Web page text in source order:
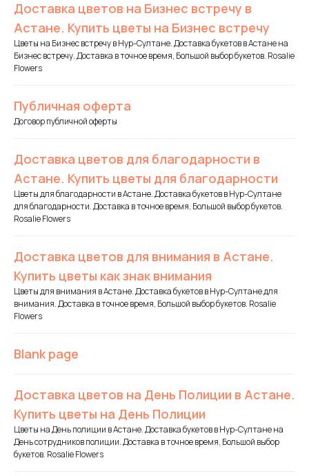
Доставка цветов на Бизнес встречу в
Астане. Купить цветы на Бизнес встречу
Цветы на Бизнес встречу в Нур-Султане. Доставка букетов в Астане на
Бизнес встречу. Доставка в точное время, Большой выбор букетов. Rosalie
Flowers
Публичная оферта
Договор публичной оферты
Доставка цветов для благодарности в
Астане. Купить цветы для благодарности
Цветы для благодарности в Астане. Доставка букетов в Нур-Султане
для благодарности. Доставка в точное время, Большой выбор букетов.
Rosalie Flowers
Доставка цветов для внимания в Астане.
Купить цветы как знак внимания
Цветы для внимания в Астане. Доставка букетов в Нур-Султане для
внимания. Доставка в точное время, Большой выбор букетов. Rosalie
Flowers
Blank page
Доставка цветов на День Полиции в Астане.
Купить цветы на День Полиции
Цветы на День полиции в Астане. Доставка букетов в Нур-Султане на
День сотрудников полиции. Доставка в точное время, Большой выбор
букетов. Rosalie Flowers